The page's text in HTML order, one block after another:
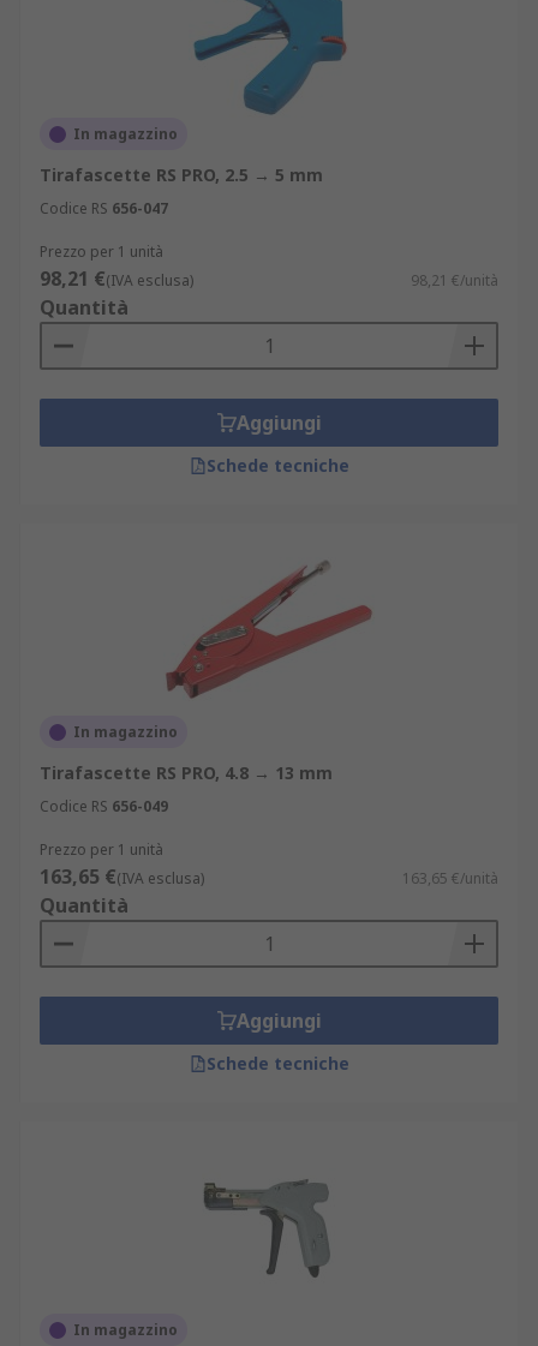
In magazzino
Tirafascette RS PRO, 2.5 → 5 mm
Codice RS 656-047
Prezzo per 1 unità
98,21 €(IVA esclusa) 98,21 €/unità
Quantità
Aggiungi
Schede tecniche
In magazzino
Tirafascette RS PRO, 4.8 → 13 mm
Codice RS 656-049
Prezzo per 1 unità
163,65 €(IVA esclusa) 163,65 €/unità
Quantità
Aggiungi
Schede tecniche
In magazzino